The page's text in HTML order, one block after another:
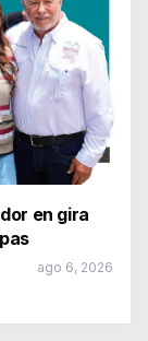
en gira
ago 6, 2026